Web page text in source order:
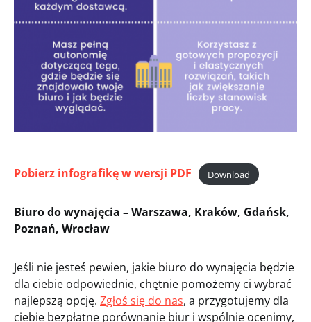
Pobierz infografikę w wersji PDF Download
Biuro do wynajęcia – Warszawa, Kraków, Gdańsk,
Poznań, Wrocław
Jeśli nie jesteś pewien, jakie biuro do wynajęcia będzie
dla ciebie odpowiednie, chętnie pomożemy ci wybrać
najlepszą opcję. Zgłoś się do nas, a przygotujemy dla
ciebie bezpłatne porównanie biur i wspólnie ocenimy,